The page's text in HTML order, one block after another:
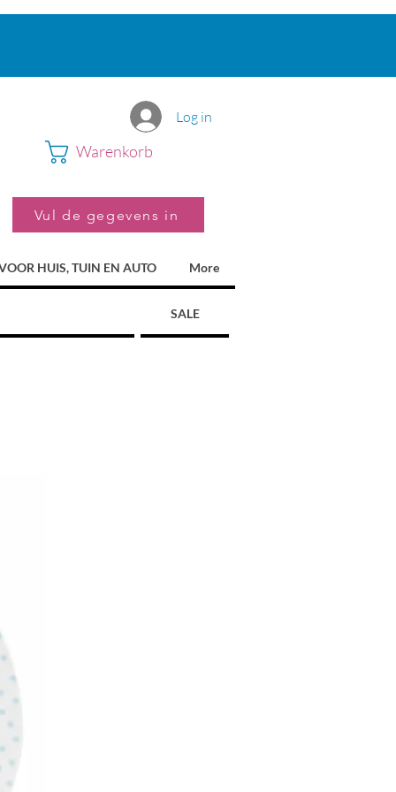
Log in
Warenkorb
Vul de gegevens in
HUIS, TUIN EN AUTO More
SALE